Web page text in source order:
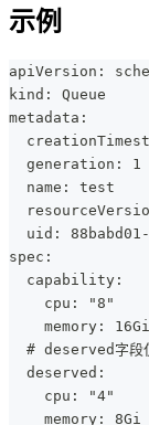
示例
apiVersion:
kind: Queue
metadata:
  generation: 1
  name: test
uid:
spec:
  capability:
    cpu: "8"
    memory: 16Gi
# deserved字段
  deserved:
    cpu: "4"
    memory: 8Gi